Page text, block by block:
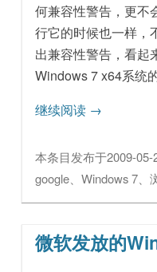
何兼容性警告，更不
行它的时候也一样，
出兼容性警告，看起
Windows 7 x64系统
继续阅读 →
本条目发布于2009-05-
google 、Windows 7 、
微软发放的